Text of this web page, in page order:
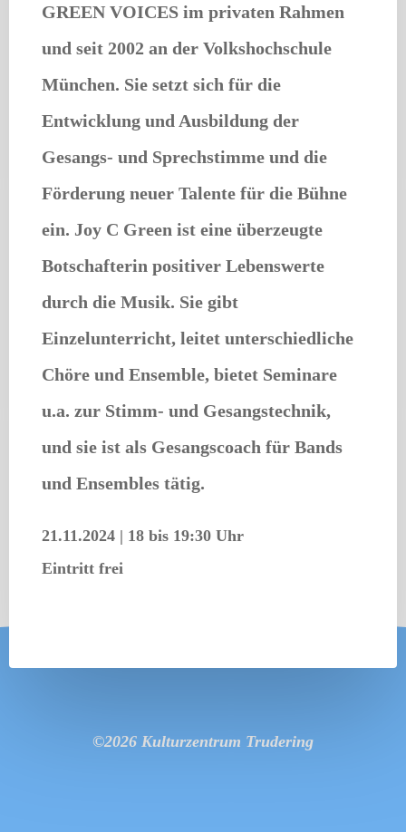
GREEN VOICES im privaten Rahmen
und seit 2002 an der Volkshochschule
München. Sie setzt sich für die
Entwicklung und Ausbildung der
Gesangs- und Sprechstimme und die
Förderung neuer Talente für die Bühne
ein. Joy C Green ist eine überzeugte
Botschafterin positiver Lebenswerte
durch die Musik. Sie gibt
Einzelunterricht, leitet unterschiedliche
Chöre und Ensemble, bietet Seminare
u.a. zur Stimm- und Gesangstechnik,
und sie ist als Gesangscoach für Bands
und Ensembles tätig.
21.11.2024 | 18 bis 19:30 Uhr
Eintritt frei
©2026 Kulturzentrum Trudering